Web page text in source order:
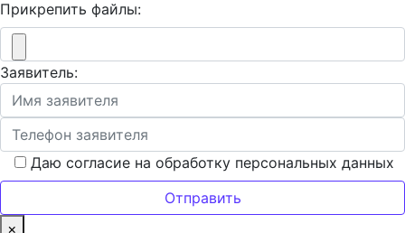
Прикрепить файлы:
Заявитель:
Даю согласие на обработку персональных данных
×